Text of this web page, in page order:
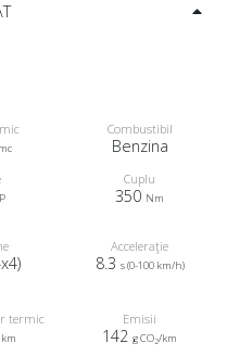
Combustibil
Benzina
Cuplu
350 Nm
Acceleraţie
8.3 s (0-100 km/h)
termic Emisii
142 g CO2/km